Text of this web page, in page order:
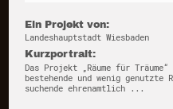
Ein Projekt von:
Landeshauptstadt Wiesbaden
Kurzportrait:
Das Projekt „Räume für Träume“
bestehende und wenig genutzte
suchende ehrenamtlich ...